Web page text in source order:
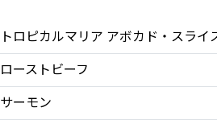
トロピカルマリア アボカド・スライ
ローストビーフ
サーモン